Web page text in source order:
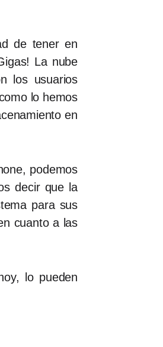
de tener en
La nube
los usuarios
lo hemos
en
podemos
decir que la
para sus
cuanto a las
lo pueden